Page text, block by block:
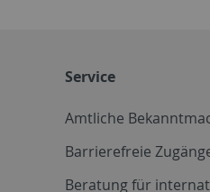
Service
Amtliche
Barrierefreie
Beratung für